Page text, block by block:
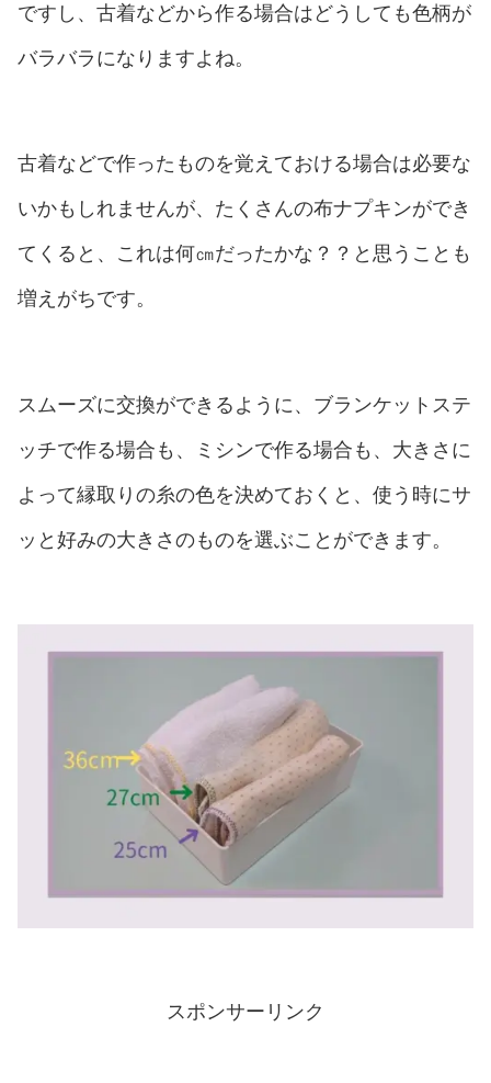
ですし、古着などから作る場合はどうしても色柄が
バラバラになりますよね。
古着などで作ったものを覚えておける場合は必要な
いかもしれませんが、たくさんの布ナプキンができ
てくると、これは何㎝だったかな？？と思うことも
増えがちです。
スムーズに交換ができるように、ブランケットステ
ッチで作る場合も、ミシンで作る場合も、大きさに
よって縁取りの糸の色を決めておくと、使う時にサ
ッと好みの大きさのものを選ぶことができます。
スポンサーリンク